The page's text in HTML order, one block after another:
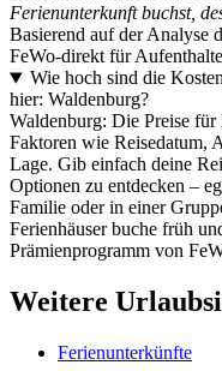
Ferienunterkunft buchst,
Basierend auf der Analyse
FeWo-direkt für
Wie hoch sind die
hier: Waldenburg?
Waldenburg: Die Preise
Faktoren wie Reisedatum,
Lage. Gib einfach deine
Optionen zu entdecken –
Familie oder in einer
Ferienhäuser buche früh
Prämienprogramm von
Weitere
Ferienunterkünfte